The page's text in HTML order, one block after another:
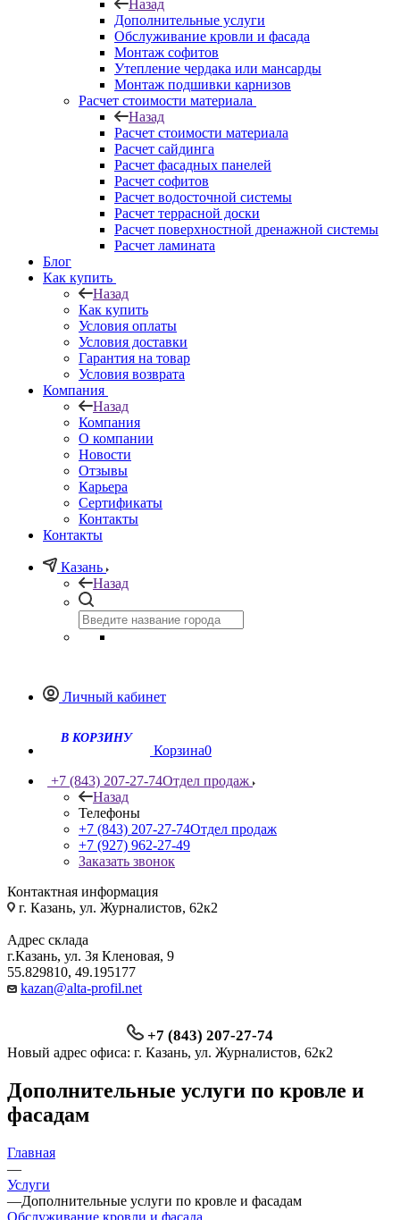
Назад
Дополнительные услуги
Обслуживание кровли и фасада
Монтаж софитов
Утепление чердака или мансарды
Монтаж подшивки карнизов
Расчет стоимости материала
Назад
Расчет стоимости материала
Расчет сайдинга
Расчет фасадных панелей
Расчет софитов
Расчет водосточной системы
Расчет террасной доски
Расчет поверхностной дренажной системы
Расчет ламината
Блог
Как купить
Назад
Как купить
Условия оплаты
Условия доставки
Гарантия на товар
Условия возврата
Компания
Назад
Компания
О компании
Новости
Отзывы
Карьера
Сертификаты
Контакты
Контакты
Казань
Назад
Личный кабинет
Корзина0
+7 (843) 207-27-74Отдел продаж
Назад
Телефоны
+7 (843) 207-27-74Отдел продаж
+7 (927) 962-27-49
Заказать звонок
Контактная информация
г. Казань, ул. Журналистов, 62к2
Адрес склада
г.Казань, ул. 3я Кленовая, 9
55.829810, 49.195177
kazan@alta-profil.net
+7 (843) 207-27-74
Новый адрес офиса: г. Казань, ул. Журналистов, 62к2
Дополнительные услуги по кровле и
фасадам
Главная
—
Услуги
—Дополнительные услуги по кровле и фасадам
Обслуживание кровли и фасада